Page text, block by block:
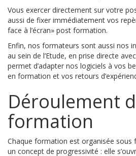
Vous exercer directement sur votre
aussi de fixer immédiatement vos
face à l’écran» post formation.
Enfin, nos formateurs sont aussi nos
au sein de l’Etude, en prise directe
permet d’adapter nos logiciels à vos
en formation et vos retours
Déroulement
formation
Chaque formation est organisée sous
un concept de progressivité : elle